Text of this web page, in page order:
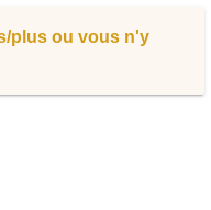
plus ou vous n'y